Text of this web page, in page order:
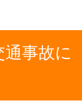
事故に